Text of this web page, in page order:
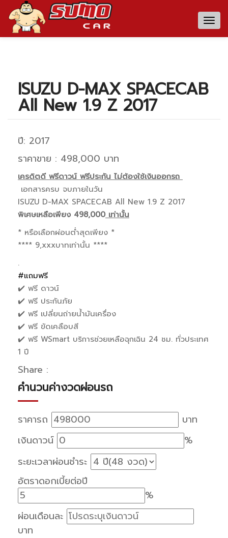
ISUZU D-MAX SPACECAB
All New 1.9 Z 2017
ปี: 2017
ราคาขาย : 498,000 บาท
เครดิตดี ฟรีดาวน์ ฟรีประกัน ไม่ต้องใช้เงินออกรถ
เอกสารครบ จบภายในวัน
ISUZU D-MAX SPACECAB All New 1.9 Z 2017
พิเศษเหลือเพียง 498,000 เท่านั้น
* หรือเลือกผ่อนต่ำสุดเพียง *
**** 9,xxxบาทเท่านั้น ****
.
#แถมฟรี
✔️ ฟรี ดาวน์
✔️ ฟรี ประกันภัย
✔️ ฟรี เปลี่ยนถ่ายน้ำมันเครื่อง
✔️ ฟรี ขัดเคลือบสี
✔️ ฟรี WSmart บริการช่วยเหลือฉุกเฉิน 24 ชม. ทั่วประเทศ
1 ปี
Share :
คำนวนค่างวดผ่อนรถ
ราคารถ
บาท
เงินดาวน์
%
ระยะเวลาผ่อนชำระ
อัตราดอกเบี้ยต่อปี
%
ผ่อนเดือนละ
บาท